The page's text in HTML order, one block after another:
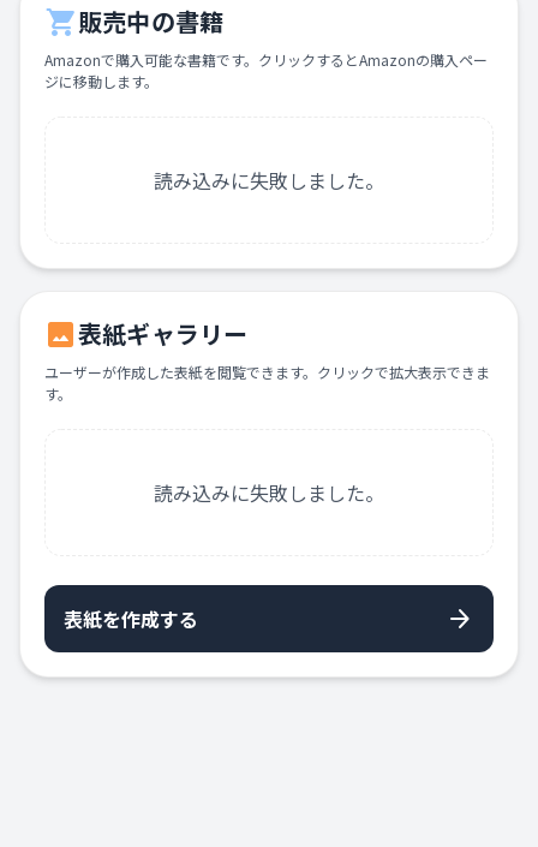
shopping_cart販売中の書籍
Amazonで購入可能な書籍です。クリックするとAmazonの購入ペー
ジに移動します。
読み込みに失敗しました。
image表紙ギャラリー
ユーザーが作成した表紙を閲覧できます。クリックで拡大表示できま
す。
読み込みに失敗しました。
表紙を作成する arrow_forward